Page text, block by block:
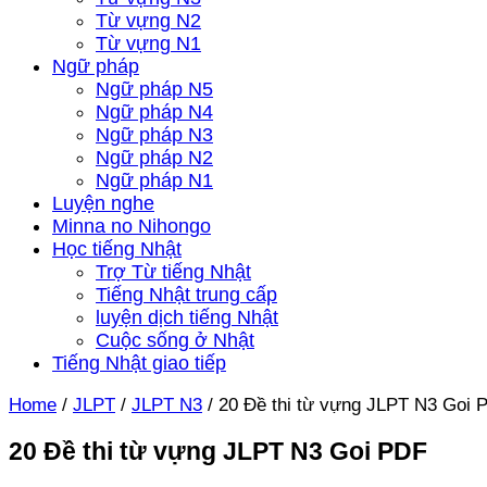
Từ vựng N2
Từ vựng N1
Ngữ pháp
Ngữ pháp N5
Ngữ pháp N4
Ngữ pháp N3
Ngữ pháp N2
Ngữ pháp N1
Luyện nghe
Minna no Nihongo
Học tiếng Nhật
Trợ Từ tiếng Nhật
Tiếng Nhật trung cấp
luyện dịch tiếng Nhật
Cuộc sống ở Nhật
Tiếng Nhật giao tiếp
Home / JLPT / JLPT N3 / 20 Đề thi từ vựng JLPT N3 Goi
20 Đề thi từ vựng JLPT N3 Goi PDF